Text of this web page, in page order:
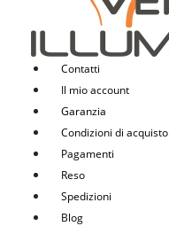
Contatti
Il mio account
Garanzia
Condizioni di acquisto
Pagamenti
Reso
Spedizioni
Blog